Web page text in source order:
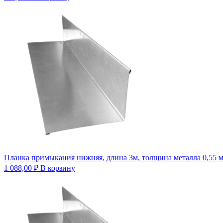
Планка примыкания нижняя, длина 3м, толщина металла 0,55
1 088,00 ₽ В корзину